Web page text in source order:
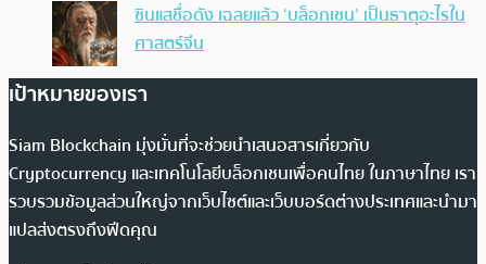
ซินแสชื่อดัง เฉลยแล้ว ‘บล็อกเชน’ เป็นธาตุอะไรใน
ศาสตร์จีน
เป้าหมายของเรา
Siam Blockchain มุ่งมั่นที่จะช่วยนำเสนอสารเกี่ยวกับ
Cryptocurrency และเทคโนโลยีบล็อกเชนเพื่อคนไทย ในภาษาไทย เรา
รวบรวมข้อมูลส่วนใหญ่จากเว็บไซต์และเว็บบอร์ดต่างประเทศและนำมา
แปลส่งตรงถึงฟีดคุณ